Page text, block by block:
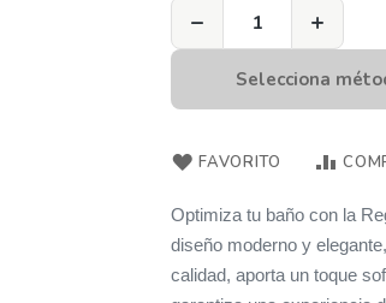
− +
Selecciona
FAVORITO
Optimiza tu baño con la
diseño moderno y
calidad, aporta un toque